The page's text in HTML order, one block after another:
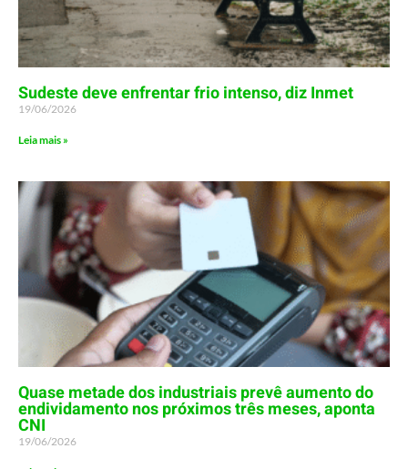
Sudeste deve enfrentar frio intenso, diz Inmet
19/06/2026
Leia mais »
Quase metade dos industriais prevê aumento do
endividamento nos próximos três meses, aponta
CNI
19/06/2026